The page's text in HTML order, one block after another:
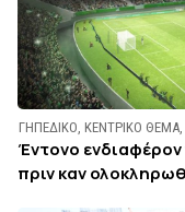
ΓΗΠΕΔΙΚΟ, ΚΕΝΤΡΙΚΟ ΘΕΜΑ,
Έντονο ενδιαφέρον
πριν καν